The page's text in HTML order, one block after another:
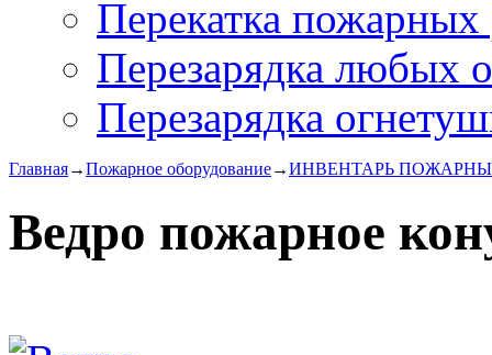
Перекатка пожарных
Перезарядка любых
Перезарядка
Главная→Пожарное оборудование→ИНВЕНТАРЬ
Ведро пожарное